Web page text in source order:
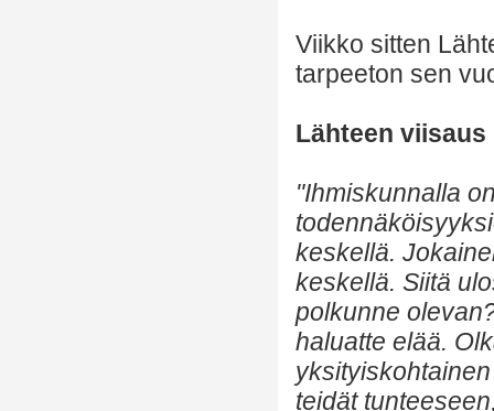
Viikko sitten
tarpeeton sen
Lähteen
"Ihmiskunnalla
keskellä.
keskellä. Siitä
polkunne
haluatte elää.
teidät